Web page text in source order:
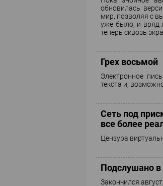
обновилась
мир, позволяя с
уже было, и вряд
теперь сквозь
Грех восьмой
Электронное
текста и,
Сеть под
все более
Цензура
Подслушано в
Закончился